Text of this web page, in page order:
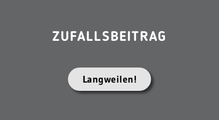
ZUFALLSBEITRAG
Langweilen!